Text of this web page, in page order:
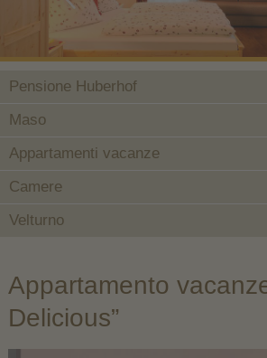
Pensione Huberhof
Maso
Appartamenti vacanze
Camere
Velturno
Appartamento
Delicious”